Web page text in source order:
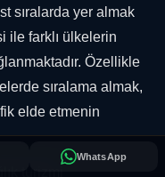
sıralarda yer almak
ile farklı ülkelerin
Özellikle
sıralama almak,
elde etmenin
turizmi
WhatsApp